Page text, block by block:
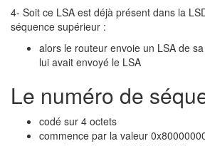
4- Soit ce LSA est déjà présent dans la
séquence supérieur :
alors le routeur envoie un LSA de
lui avait envoyé le LSA
Le numéro de
codé sur 4 octets
commence par la valeur